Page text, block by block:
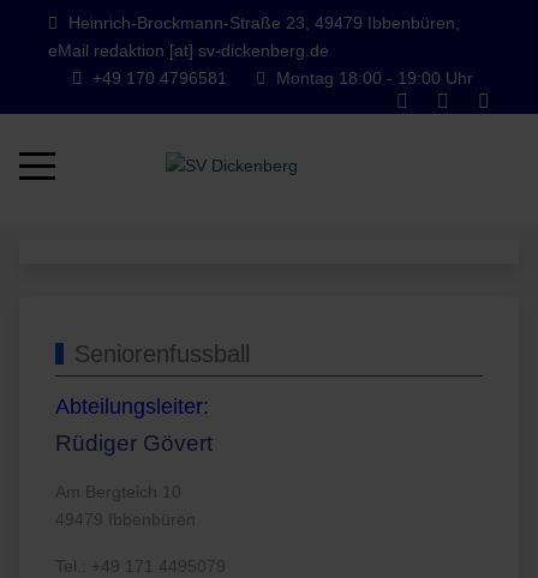
Heinrich-Brockmann-Straße 23, 49479 Ibbenbüren,
eMail redaktion [at] sv-dickenberg.de
+49 170 4796581
Montag 18:00 - 19:00 Uhr
Mobile Menu Toggle
Seniorenfussball
Abteilungsleiter:
Rüdiger Gövert
Am Bergteich 10
49479 Ibbenbüren
Tel.: +49 171 4495079